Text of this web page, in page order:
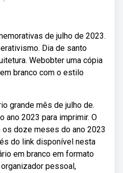
de julho de 2023.
Dia de santo
Webobter uma cópia
branco com o estilo
grande mês de julho de.
ano 2023 para imprimir. O
doze meses do ano 2023
do link disponível nesta
em branco em formato
pessoal,